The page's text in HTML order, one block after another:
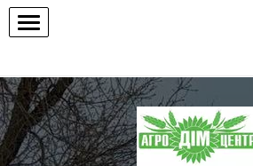
ПП
"Агродім-
центр"